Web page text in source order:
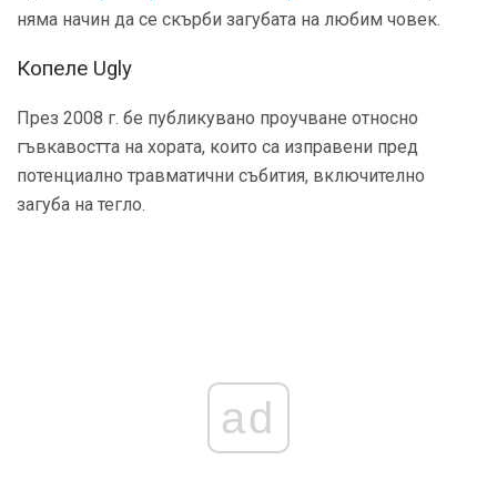
няма начин да се скърби загубата на любим човек.
Копеле Ugly
През 2008 г. бе публикувано проучване относно
гъвкавостта на хората, които са изправени пред
потенциално травматични събития, включително
загуба на тегло.
ad